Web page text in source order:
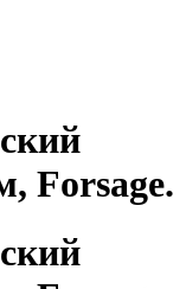
Forsage.